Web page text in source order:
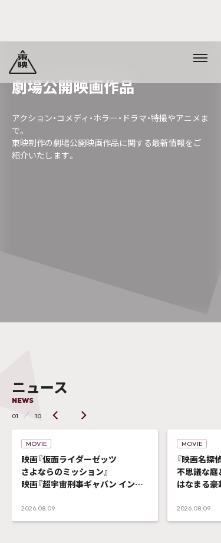
劇場公開映画作品
アクション・コメディ・ホラー・ドラマ・特撮やアニメま
で。
東映制作の劇場公開映画作品に関する最新情報をご
紹介いたします。
ニュース
NEWS
MOVIE
映画『仮面ライダーゼッツ
さよならのミッション』
映画『超宇宙刑事ギャバン インフ
太陽が泣いた日』
＜オフショット11点＞解禁！
2026.08.09
MOVIE
『映画名探
不思議な庭
はなまる
2026.08.09
01 10